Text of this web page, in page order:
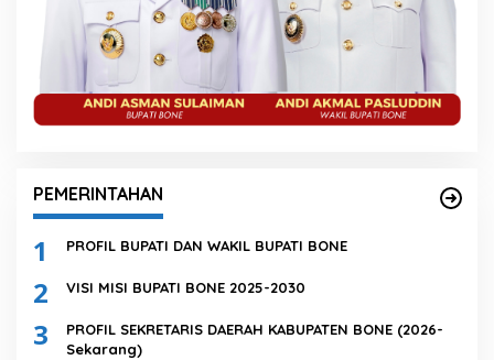
PEMERINTAHAN
1 PROFIL BUPATI DAN WAKIL BUPATI BONE
2 VISI MISI BUPATI BONE 2025-2030
3
PROFIL SEKRETARIS DAERAH KABUPATEN BONE (2026-
Sekarang)